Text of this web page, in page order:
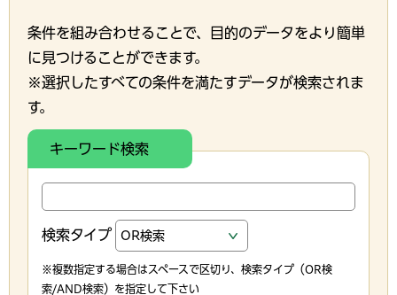
条件を組み合わせることで、目的のデータをより簡単
に見つけることができます。
※選択したすべての条件を満たすデータが検索されま
す。
キーワード検索
検索タイプ
※複数指定する場合はスペースで区切り、検索タイプ（OR検
索/AND検索）を指定して下さい